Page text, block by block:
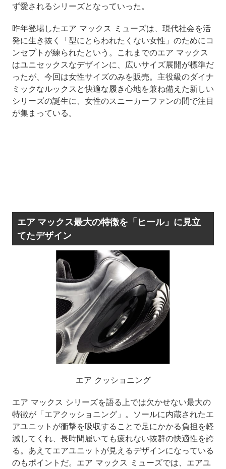
ず愛されるシリーズとなっていった。
昨年登場したエア マックス ミューズは、現代社会を活
発に生き抜く「型にとらわれたくない女性」のためにコ
ンセプトが練られたという。これまでのエア マックス
はユニセックスなデザインに、広いサイズ展開が標準だ
ったが、今回は女性サイズのみを販売。主役級のダイナ
ミックなルックスと快適な履き心地を兼ね備えた新しい
シリーズの誕生に、女性のスニーカーファンの間で注目
が集まっている。
エア マックス最大の特徴を「ヒール」に見立
てたデザイン
エア クッショニング
エア マックス シリーズを語る上では欠かせない最大の
特徴が「エアクッショニング」。ソールに内蔵されたエ
アユニットが衝撃を吸収することで足にかかる負担を軽
減してくれ、長時間履いても疲れない抜群の快適性を誇
る。あえてエアユニットが見えるデザインになっている
のもポイントだ。エア マックス ミューズでは、エアユ